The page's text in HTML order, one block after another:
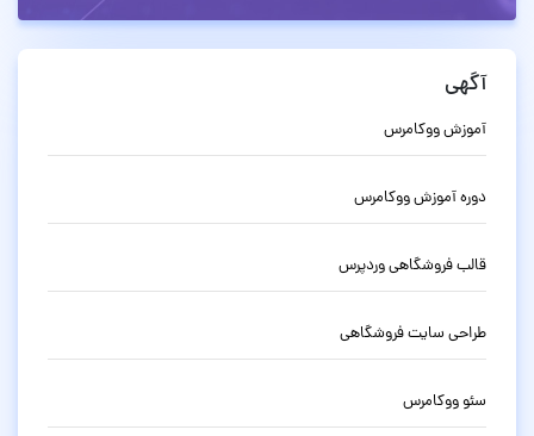
آگهی
آموزش ووکامرس
دوره آموزش ووکامرس
قالب فروشگاهی وردپرس
طراحی سایت فروشگاهی
سئو ووکامرس